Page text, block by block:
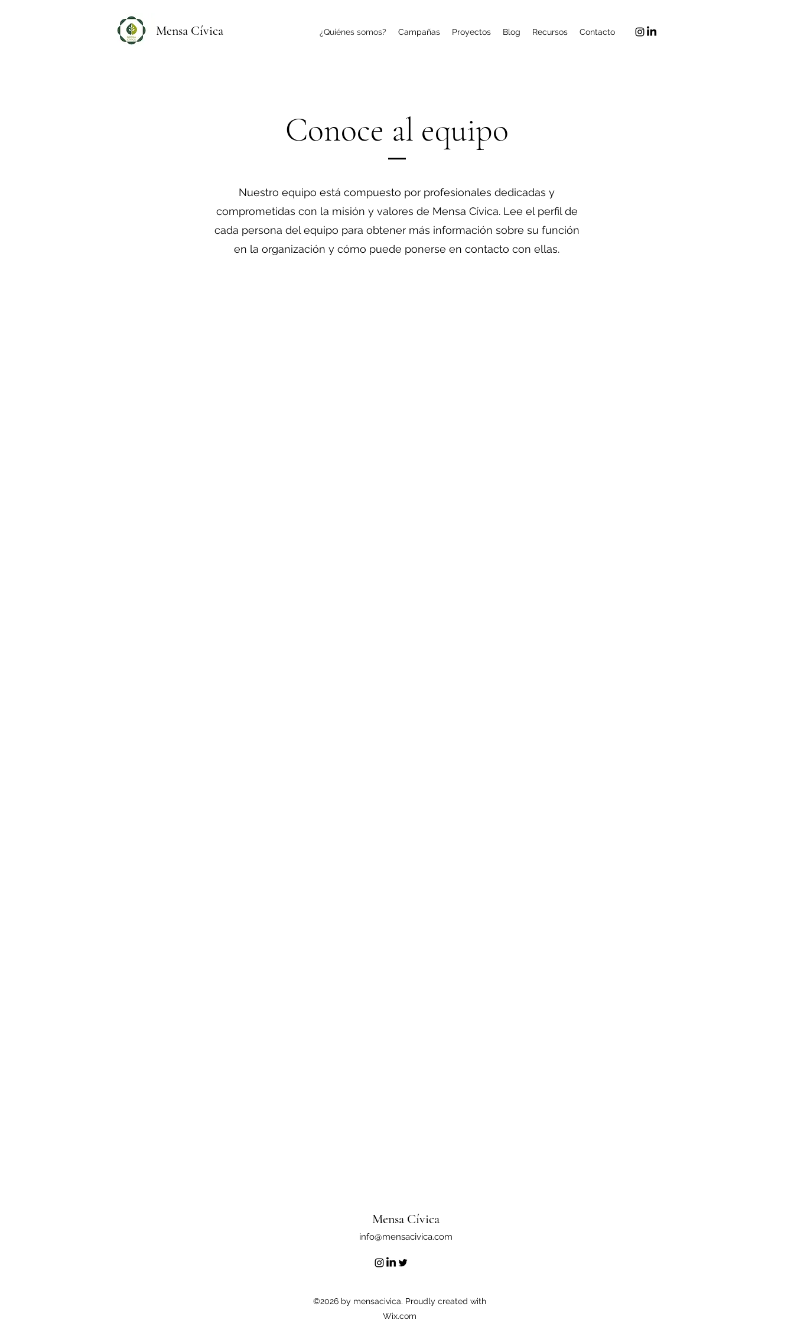
Mensa Cívica ¿Quiénes somos? Campañas Proyectos Blog Recursos Contacto
Conoce al equipo
Nuestro equipo está compuesto por profesionales dedicadas y
comprometidas con la misión y valores de Mensa Cívica. Lee el perfil de
cada persona del equipo para obtener más información sobre su función
en la organización y cómo puede ponerse en contacto con ellas.
Mensa Cívica
info@mensacivica.com
©2026 by mensacivica. Proudly created with
Wix.com